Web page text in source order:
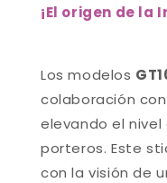
¡El origen de la
Los modelos
colaboración
elevando el
porteros. Este
con la visión de